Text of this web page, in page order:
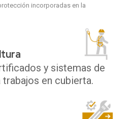
incorporadas en la
y sistemas de
en cubierta.